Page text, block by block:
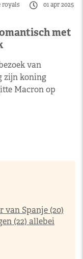
royals
01 apr 2025
met
van
zijn koning
Macron op
van Spanje (20)
(22) allebei